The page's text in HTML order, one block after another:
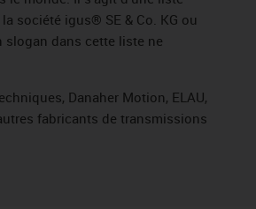
société igus® SE & Co. KG ou
slogan dans cette liste ne
Danaher Motion, ELAU,
fabricants de transmissions